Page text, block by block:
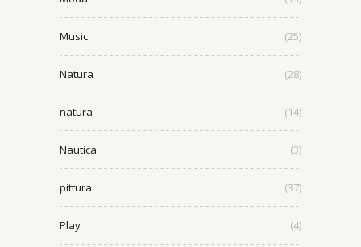
Music (25)
Natura (28)
natura (14)
Nautica (3)
pittura (37)
Play (4)